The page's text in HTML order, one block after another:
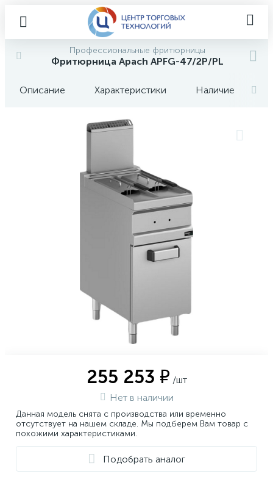
Профессиональные фритюрницы
Фритюрница Apach APFG-47/2P/PL
Описание Характеристики Наличие
255 253 ₽ /шт
Нет в наличии
Данная модель снята с производства или временно
отсутствует на нашем складе. Мы подберем Вам товар с
похожими характеристиками.
Подобрать аналог